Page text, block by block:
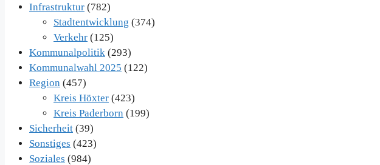
Infrastruktur (782)
Stadtentwicklung (374)
Verkehr (125)
Kommunalpolitik (293)
Kommunalwahl 2025 (122)
Region (457)
Kreis Höxter (423)
Kreis Paderborn (199)
Sicherheit (39)
Sonstiges (423)
Soziales (984)